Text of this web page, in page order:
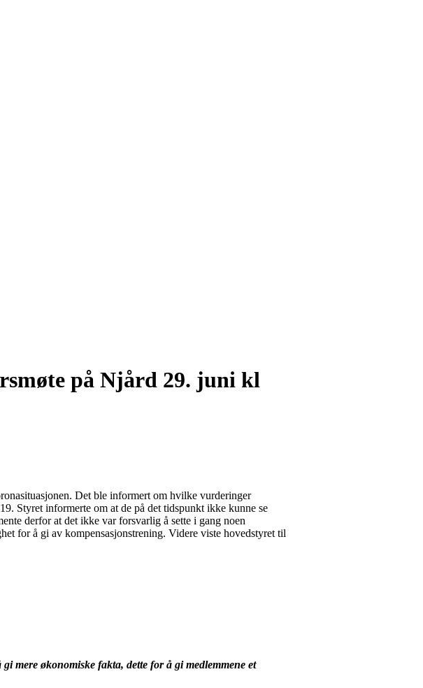
på Njård 29. juni kl
Det ble informert om hvilke vurderinger
Styret informerte om at de på det tidspunkt ikke kunne se
derfor at det ikke var forsvarlig å sette i gang noen
for å gi av kompensasjonstrening. Videre viste hovedstyret til
mere økonomiske fakta, dette for å gi medlemmene et